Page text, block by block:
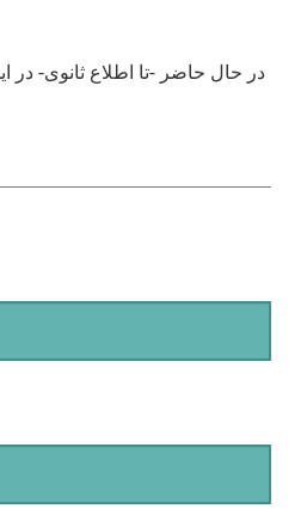
در حال حاضر -تا اطلاع ثانوی- در